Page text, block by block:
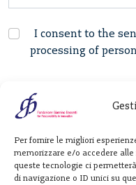
Per fornire le migliori
memorizzare e/o accedere
queste tecnologie ci
di navigazione o ID unici su
I consent to the
processing of